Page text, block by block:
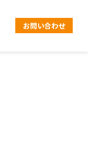
お問い合わせ